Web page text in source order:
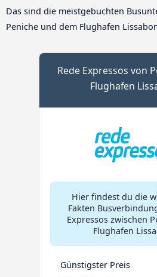
Das sind die meistgebuchten
Peniche und dem Flughafen
Rede Expressos von
Flughafen
Hier findest du die
Fakten
Expressos zwischen
Flughafen
Günstigster Preis